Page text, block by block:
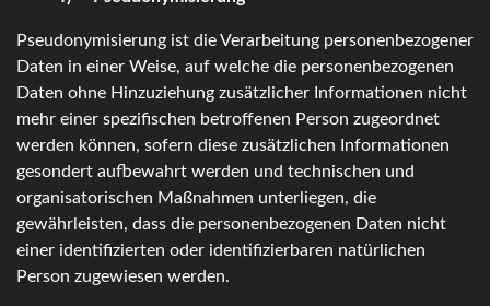
Pseudonymisierung ist die Verarbeitung personenbezogener
Daten in einer Weise, auf welche die personenbezogenen
Daten ohne Hinzuziehung zusätzlicher Informationen nicht
mehr einer spezifischen betroffenen Person zugeordnet
werden können, sofern diese zusätzlichen Informationen
gesondert aufbewahrt werden und technischen und
organisatorischen Maßnahmen unterliegen, die
gewährleisten, dass die personenbezogenen Daten nicht
einer identifizierten oder identifizierbaren natürlichen
Person zugewiesen werden.